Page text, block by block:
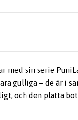
med sin serie
gulliga – de är i
och den platta